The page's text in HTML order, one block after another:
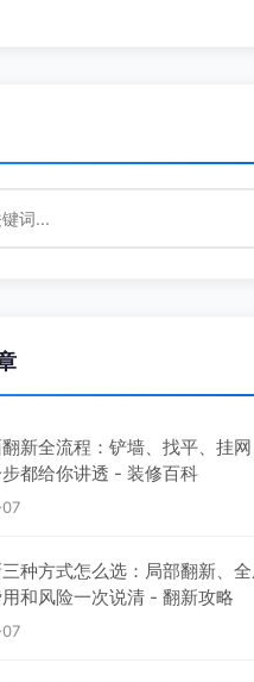
新全流程：铲墙、找平、挂
都给你讲透 - 装修百科
三种方式怎么选：局部翻新、
和风险一次说清 - 翻新攻略